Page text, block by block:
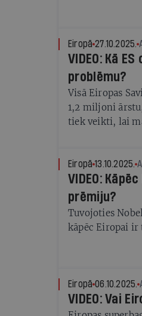
Eiropā 27.10.2025.
VIDEO: Kā
problēmu?
Visā Eiropas
1,2 miljoni
tiek veikti, lai
Eiropā 13.10.2025.
VIDEO:
prēmiju?
Tuvojoties
kāpēc Eiropai ir
Eiropā 06.10.2025.
VIDEO: Vai